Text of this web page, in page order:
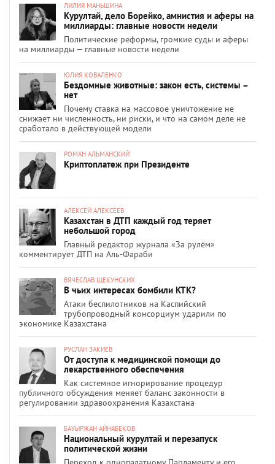
ЛИЛИЯ МАНЬШИНА
Курултай, дело Борейко, амнистия и аферы на
миллиарды: главные новости недели
Политические реформы, громкие суды и аферы
на миллиарды — главные новости недели
ЮЛИЯ КОВАЛЕНКО
Бездомные животные: закон есть, системы –
нет
Почему ставка на массовое уничтожение не
снижает ни численность, ни риски, и что на самом деле не
сработало в действующей модели
РОМАН АЛЬМАНСКИЙ
Криптоплатеж при Президенте
АЛЕКСЕЙ АЛЕКСЕЕВ
Казахстан в ДТП каждый год теряет
небольшой город
Главный редактор журнала «За рулём»
комментирует ДТП на Аль-Фараби
ВЯЧЕСЛАВ ЩЕКУНСКИХ
В чьих интересах бомбили КТК?
Атаки беспилотников на Каспийский
трубопроводный консорциум ударили по
экономике Казахстана
РУСЛАН ЗАКИЕВ
От доступа к медицинской помощи до
лекарственного обеспечения
Как системное игнорирование процедур
публичного обсуждения меняет баланс законности в
регулировании здравоохранения Казахстана
БАУЫРЖАН АЙНАБЕКОВ
Национальный курултай и перезапуск
политической жизни